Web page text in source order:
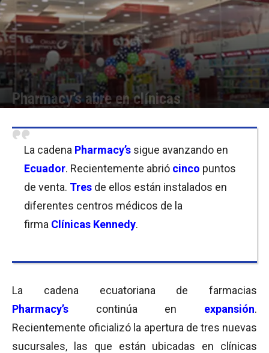
Pharmacy’s abre en clínicas
La cadena Pharmacy’s sigue avanzando en
Ecuador. Recientemente abrió cinco puntos
de venta. Tres de ellos están instalados en
diferentes centros médicos de la
firma Clínicas Kennedy.
La cadena ecuatoriana de farmacias
Pharmacy’s continúa en expansión.
Recientemente oficializó la apertura de tres nuevas
sucursales, las que están ubicadas en clínicas